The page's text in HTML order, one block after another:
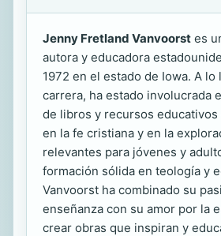
Jenny Fretland Vanvoorst es
autora y educadora
1972 en el estado de Iowa. A lo
carrera, ha estado involucrada
de libros y recursos educativos
en la fe cristiana y en la
relevantes para jóvenes y
formación sólida en teología y
Vanvoorst ha combinado su
enseñanza con su amor por la
crear obras que inspiran y